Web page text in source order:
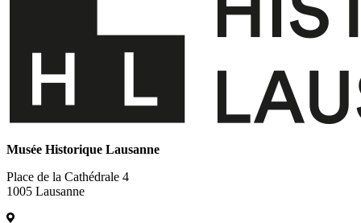
Musée Historique Lausanne
Place de la Cathédrale 4
1005 Lausanne